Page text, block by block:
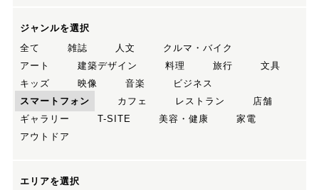
ジャンルを選択
全て
雑誌 人文
クルマ・バイク
アート
建築デザイン 料理 旅行
文具
キッズ
映像 音楽
ビジネス
スマートフォン
カフェ レストラン
店舗
ギャラリー
T-SITE 美容・健康
家電
アウトドア
エリアを選択